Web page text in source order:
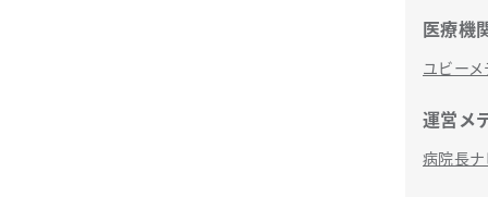
医療機
ユビー
運営メ
病院長ナ